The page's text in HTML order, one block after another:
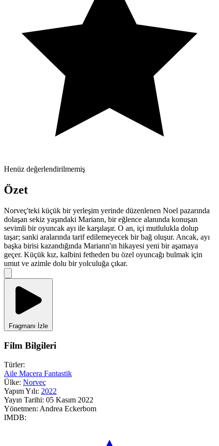
Henüz değerlendirilmemiş
Özet
Norveç'teki küçük bir yerleşim yerinde düzenlenen Noel pazarında
dolaşan sekiz yaşındaki Mariann, bir eğlence alanında konuşan
sevimli bir oyuncak ayı ile karşılaşır. O an, içi mutlulukla dolup
taşar; sanki aralarında tarif edilemeyecek bir bağ oluşur. Ancak, ayı
başka birisi kazandığında Mariann'ın hikayesi yeni bir aşamaya
geçer. Küçük kız, kalbini fetheden bu özel oyuncağı bulmak için
umut ve azimle dolu bir yolculuğa çıkar.
Fragmanı İzle
Film Bilgileri
Türler:
Aile Macera Fantastik
Ülke: Norveç
Yapım Yılı: 2022
Yayın Tarihi: 05 Kasım 2022
Yönetmen: Andrea Eckerbom
IMDB: